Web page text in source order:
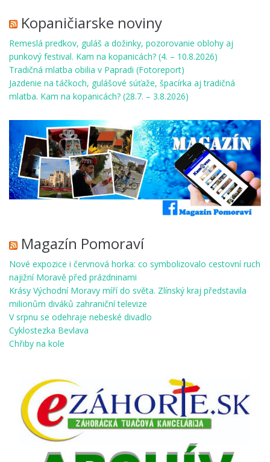
Kopaničiarske noviny
Remeslá predkov, guláš a dožinky, pozorovanie oblohy aj
punkový festival. Kam na kopanicách? (4. – 10.8.2026)
Tradičná mlatba obilia v Papradi (Fotoreport)
Jazdenie na táčkoch, gulášové súťaže, špacírka aj tradičná
mlatba. Kam na kopanicách? (28.7. – 3.8.2026)
Magazín Pomoraví
Nové expozice i červnová horka: co symbolizovalo cestovní ruch
najižní Moravě před prázdninami
Krásy Východní Moravy míří do světa. Zlínský kraj představila
milionům diváků zahraniční televize
V srpnu se odehraje nebeské divadlo
Cyklostezka Bevlava
Chřiby na kole